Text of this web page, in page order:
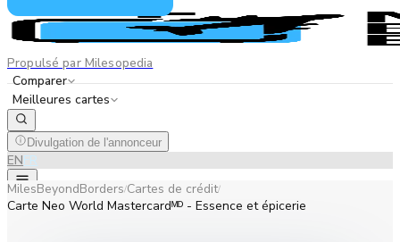
Propulsé par Milesopedia
Comparer
Meilleures cartes
Divulgation de l'annonceur
ENFR
MilesBeyondBorders/Cartes de crédit/
Carte Neo World Mastercardᴹᴰ - Essence et épicerie